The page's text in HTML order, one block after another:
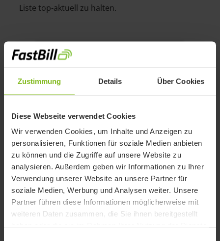
Zustimmung Details Über Cookies
Diese Webseite verwendet Cookies
Wir verwenden Cookies, um Inhalte und Anzeigen zu
personalisieren, Funktionen für soziale Medien anbieten
zu können und die Zugriffe auf unsere Website zu
analysieren. Außerdem geben wir Informationen zu Ihrer
Verwendung unserer Website an unsere Partner für
soziale Medien, Werbung und Analysen weiter. Unsere
Partner führen diese Informationen möglicherweise mit
weiteren Daten zusammen, die Sie ihnen bereitgestellt
Liste top-aktuell zu halten.